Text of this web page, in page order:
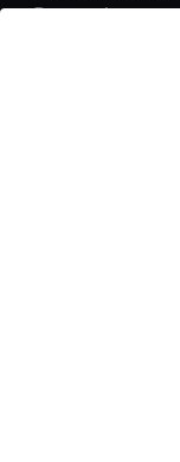
Partner!